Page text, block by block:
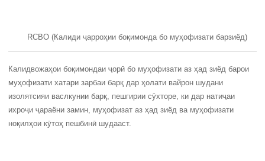
RCBO (Калиди ҷарроҳии боқимонда бо муҳофизати барзиёд)
Калидвожаҳои боқимондаи ҷорӣ бо муҳофизати аз ҳад зиёд барои
муҳофизати хатари зарбаи барқ ​​дар ҳолати вайрон шудани
изолятсияи васлкунии барқ, пешгирии сӯхторе, ки дар натиҷаи
ихроҷи ҷараёни замин, муҳофизат аз ҳад зиёд ва муҳофизати
ноқилҳои кӯтоҳ пешбинӣ шудааст.